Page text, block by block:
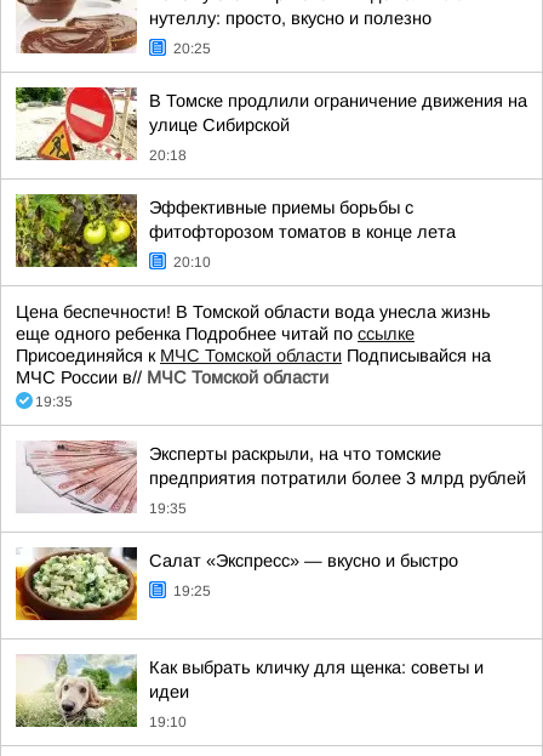
нутеллу: просто, вкусно и полезно
20:25
В Томске продлили ограничение движения на
улице Сибирской
20:18
Эффективные приемы борьбы с
фитофторозом томатов в конце лета
20:10
Цена беспечности! В Томской области вода унесла жизнь
еще одного ребенка Подробнее читай по ссылке
Присоединяйся к МЧС Томской области Подписывайся на
МЧС России в// МЧС Томской области
19:35
Эксперты раскрыли, на что томские
предприятия потратили более 3 млрд рублей
19:35
Салат «Экспресс» — вкусно и быстро
19:25
Как выбрать кличку для щенка: советы и
идеи
19:10